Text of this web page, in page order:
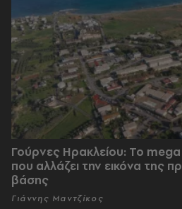
Γούρνες Ηρακλείου: To
που αλλάζει την εικόνα της
βάσης
Γιάννης Μαντζίκος